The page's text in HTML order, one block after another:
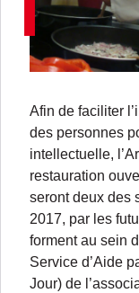
Afin de faciliter
des personnes
intellectuelle,
restauration
seront deux des
2017, par les
forment au sein
Service d’Aide
Jour) de